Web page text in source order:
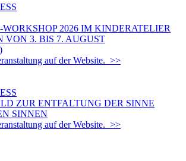
2026 IM KINDERATELIER
VON 3. BIS 7. AUGUST
auf der Website. >>
ZUR ENTFALTUNG DER SINNE
SINNEN
auf der Website. >>